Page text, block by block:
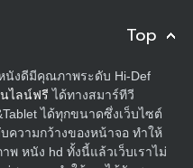
Top
นังดีมีคุณภาพระดับ Hi-Def
ไลน์ฟรี ได้ทางสมาร์ทีวี
ได้ทุกขนาดซึ่งเว็บไซต์
ความกว้างของหน้าจอ ทำให้
พ หนัง hd ทั้งนี้แล้วเว็บเราไม่